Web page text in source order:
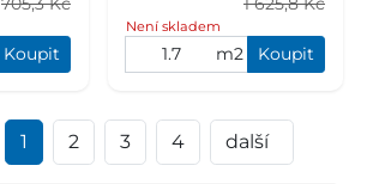
Koupit
Není skladem
m2 Koupit
1 2 3 4 další